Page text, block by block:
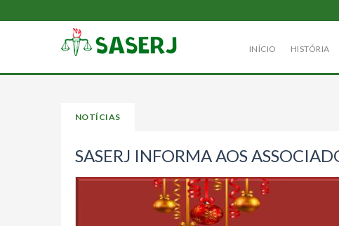
INÍCIO HISTÓRIA
NOTÍCIAS
SASERJ INFORMA AOS